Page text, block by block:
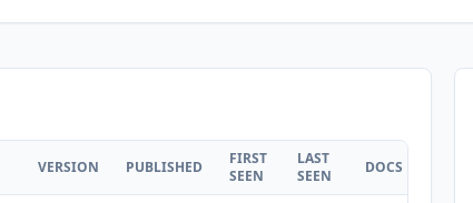
VERSION PUBLISHED
FIRST
SEEN
LAST
SEEN
DOCS